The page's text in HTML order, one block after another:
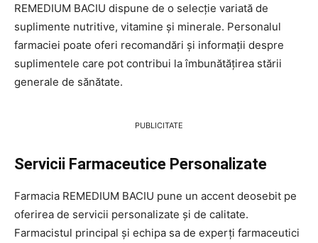
REMEDIUM BACIU dispune de o selecție variată de
suplimente nutritive, vitamine și minerale. Personalul
farmaciei poate oferi recomandări și informații despre
suplimentele care pot contribui la îmbunătățirea stării
generale de sănătate.
PUBLICITATE
Servicii Farmaceutice Personalizate
Farmacia REMEDIUM BACIU pune un accent deosebit pe
oferirea de servicii personalizate și de calitate.
Farmacistul principal și echipa sa de experți farmaceutici